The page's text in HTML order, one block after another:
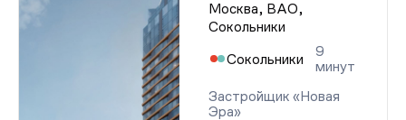
Москва, ВАО,
Сокольники
Сокольники
9
минут
Застройщик «Новая
Эра»